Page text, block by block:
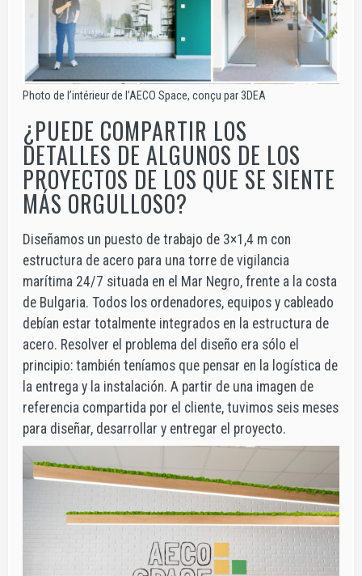
Photo de l’intérieur de l’AECO Space, conçu par 3DEA
¿PUEDE COMPARTIR LOS
DETALLES DE ALGUNOS DE LOS
PROYECTOS DE LOS QUE SE SIENTE
MÁS ORGULLOSO?
Diseñamos un puesto de trabajo de 3×1,4 m con
estructura de acero para una torre de vigilancia
marítima 24/7 situada en el Mar Negro, frente a la costa
de Bulgaria. Todos los ordenadores, equipos y cableado
debían estar totalmente integrados en la estructura de
acero. Resolver el problema del diseño era sólo el
principio: también teníamos que pensar en la logística de
la entrega y la instalación. A partir de una imagen de
referencia compartida por el cliente, tuvimos seis meses
para diseñar, desarrollar y entregar el proyecto.